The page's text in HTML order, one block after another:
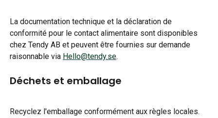
La documentation technique et la déclaration de
conformité pour le contact alimentaire sont disponibles
chez Tendy AB et peuvent être fournies sur demande
raisonnable via Hello@tendy.se.
Déchets et emballage
Recyclez l'emballage conformément aux règles locales.